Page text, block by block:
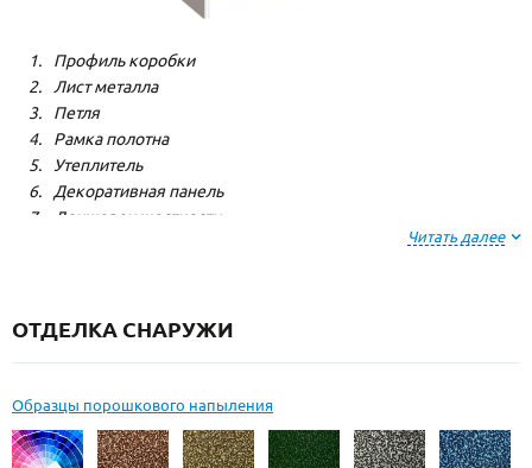
Профиль коробки
Лист металла
Петля
Рамка полотна
Утеплитель
Декоративная панель
Лонжерон жесткости
Читать далее
ОТДЕЛКА СНАРУЖИ
Образцы порошкового напыления